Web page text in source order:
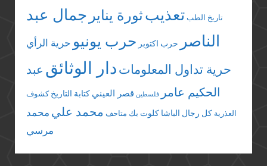
تاريخ الطب تعذيبثورة يناير جمال عبد
الناصر
حرب اكتوبر حرب يونيو حرية الرأي
حرية تداول المعلومات دار الوثائق عبد
الحكيم عامر
فلسطين قصر العيني كتابة التاريخ كشوف
العذرية كل رجال الباشا كلوت بك متاحف محمد علي محمد
مرسي